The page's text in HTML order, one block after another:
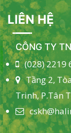
LIÊN HỆ
CÔNG TY
(028) 2219
Tầng 2,
Trinh, P.Tân